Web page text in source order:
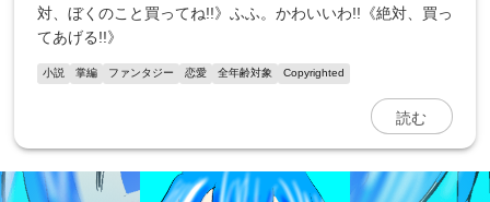
対、ぼくのこと買ってね!!》ふふ。かわいいわ!!《絶対、買っ
てあげる!!》
小説 掌編 ファンタジー 恋愛 全年齢対象 Copyrighted
読む